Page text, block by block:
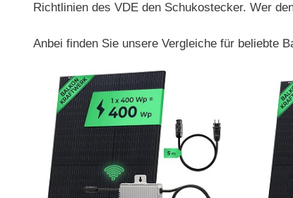
Richtlinien des VDE den Schukostecker. Wer
Anbei finden Sie unsere Vergleiche für beliebte